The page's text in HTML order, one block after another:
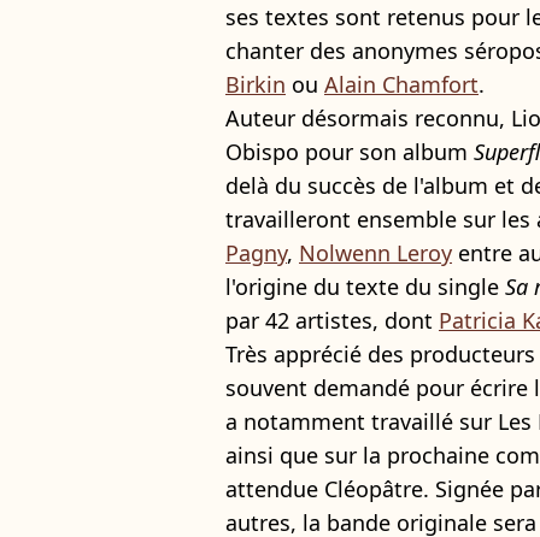
ses textes sont retenus pour
chanter des anonymes
Birkin ou Alain Chamfort.
Auteur désormais reconnu,
Obispo pour son album
delà du succès de l'album et
travailleront ensemble sur les
Pagny, Nolwenn Leroy entre
l'origine du texte du single Sa
par 42 artistes, dont Patricia
Très apprécié des
souvent demandé pour écrire
a notamment travaillé sur Les
ainsi que sur la prochaine
attendue Cléopâtre. Signée
autres, la bande originale